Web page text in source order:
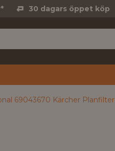
30 dagars öppet köp
69043670 Kärcher Planfilter